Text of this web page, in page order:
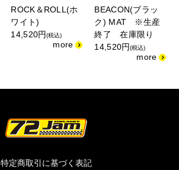
ROCK＆ROLL(ホ
ワイト)
14,520円(税込)
BEACON(ブラッ
ク) MAT ※生産
終了 在庫限り
14,520円(税込)
特定商取引に基づく表記